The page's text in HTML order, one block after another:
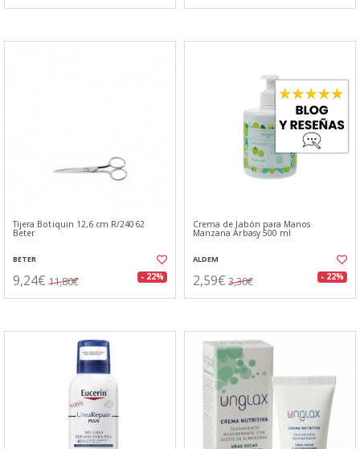
Tijera Botiquin 12,6 cm R/24062
Beter
BETER
9,24€ 11,80€ - 22%
Crema de Jabón para Manos
Manzana Arbasy 500 ml
ALDEM
2,59€ 3,30€ - 22%